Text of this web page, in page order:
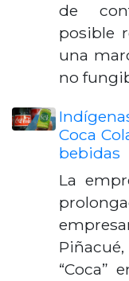
de
posible
una
no
Coca
bebidas
La
“Coca”